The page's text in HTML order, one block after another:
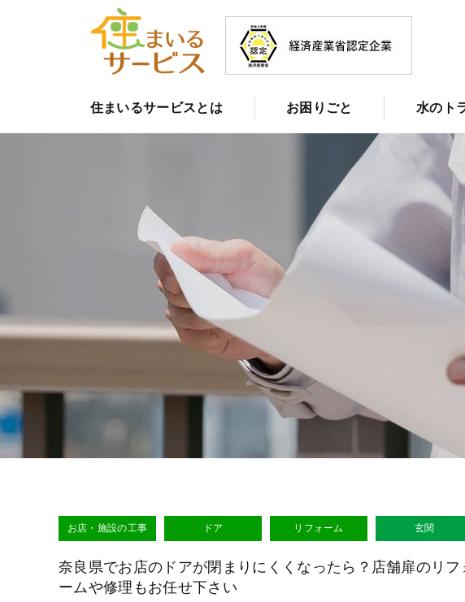
住まいるサービスとは お困りごと 水のト
お店・施設の工事 ドア リフォーム 玄関
奈良県でお店のドアが閉まりにくくなったら？店舗扉のリフ
ームや修理もお任せ下さい